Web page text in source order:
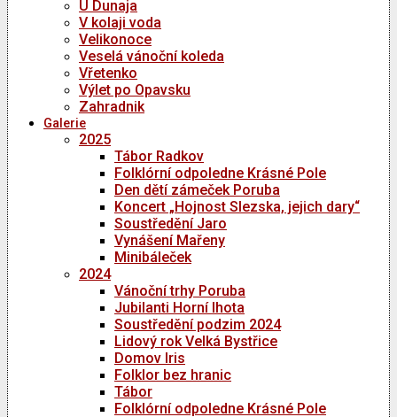
U Dunaja
V kolaji voda
Velikonoce
Veselá vánoční koleda
Vřetenko
Výlet po Opavsku
Zahradnik
Galerie
2025
Tábor Radkov
Folklórní odpoledne Krásné Pole
Den dětí zámeček Poruba
Koncert „Hojnost Slezska, jejich dary“
Soustředění Jaro
Vynášení Mařeny
Minibáleček
2024
Vánoční trhy Poruba
Jubilanti Horní lhota
Soustředění podzim 2024
Lidový rok Velká Bystřice
Domov Iris
Folklor bez hranic
Tábor
Folklórní odpoledne Krásné Pole